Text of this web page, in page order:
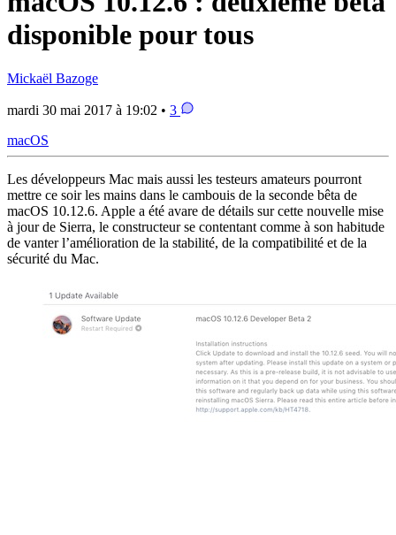
disponible pour tous
Mickaël Bazoge
mardi 30 mai 2017 à 19:02 • 3
macOS
Les développeurs Mac mais aussi les testeurs amateurs pourront
mettre ce soir les mains dans le cambouis de la seconde bêta de
macOS 10.12.6. Apple a été avare de détails sur cette nouvelle mise
à jour de Sierra, le constructeur se contentant comme à son habitude
de vanter l’amélioration de la stabilité, de la compatibilité et de la
sécurité du Mac.